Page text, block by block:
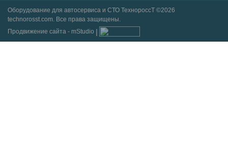
Оборудование для автосервиса и СТО ТехнороссТ ©2026
technorosst.com. Все права защищены.
Продвижение сайта - mStudio